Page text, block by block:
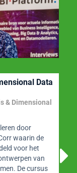
Data
& Dimensional
door
waarin de
voor het
van
De cursus